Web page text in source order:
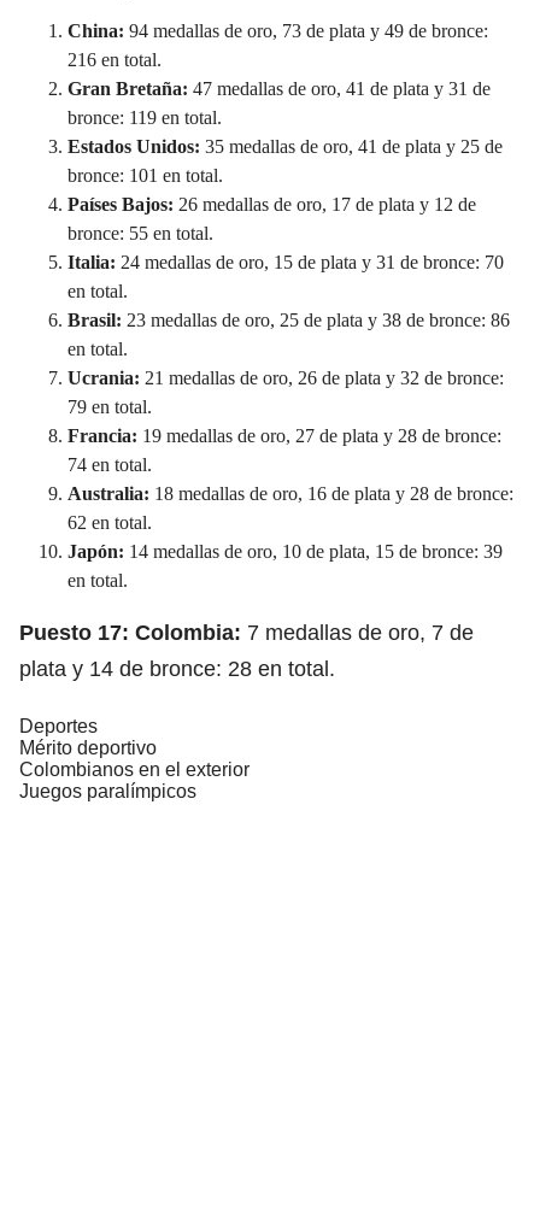
China: 94 medallas de oro, 73 de plata y 49 de bronce:
216 en total.
Gran Bretaña: 47 medallas de oro, 41 de plata y 31 de
bronce: 119 en total.
Estados Unidos: 35 medallas de oro, 41 de plata y 25 de
bronce: 101 en total.
Países Bajos: 26 medallas de oro, 17 de plata y 12 de
bronce: 55 en total.
Italia: 24 medallas de oro, 15 de plata y 31 de bronce: 70
en total.
Brasil: 23 medallas de oro, 25 de plata y 38 de bronce: 86
en total.
Ucrania: 21 medallas de oro, 26 de plata y 32 de bronce:
79 en total.
Francia: 19 medallas de oro, 27 de plata y 28 de bronce:
74 en total.
Australia: 18 medallas de oro, 16 de plata y 28 de bronce:
62 en total.
Japón: 14 medallas de oro, 10 de plata, 15 de bronce: 39
en total.
Puesto 17: Colombia: 7 medallas de oro, 7 de
plata y 14 de bronce: 28 en total.
Deportes
Mérito deportivo
Colombianos en el exterior
Juegos paralímpicos